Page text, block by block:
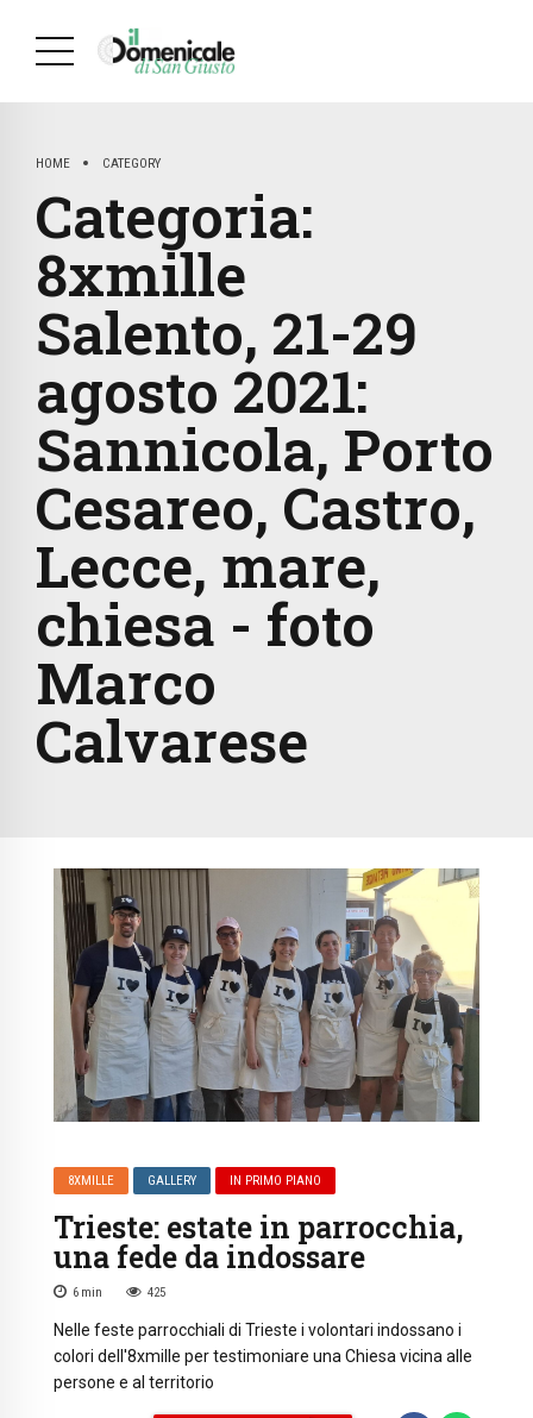
HOME CATEGORY
Categoria:
8xmille
Salento, 21-29
agosto 2021:
Sannicola, Porto
Cesareo, Castro,
Lecce, mare,
chiesa - foto
Marco
Calvarese
8XMILLE GALLERY IN PRIMO PIANO
Trieste: estate in parrocchia,
una fede da indossare
6 min 425
Nelle feste parrocchiali di Trieste i volontari indossano i
colori dell'8xmille per testimoniare una Chiesa vicina alle
persone e al territorio